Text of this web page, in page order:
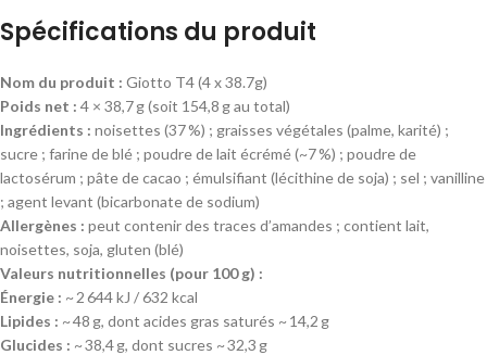
Spécifications du produit
Nom du produit : Giotto T4 (4 x 38.7g)
Poids net : 4 × 38,7 g (soit 154,8 g au total)
Ingrédients : noisettes (37 %) ; graisses végétales (palme, karité) ;
sucre ; farine de blé ; poudre de lait écrémé (~7 %) ; poudre de
lactosérum ; pâte de cacao ; émulsifiant (lécithine de soja) ; sel ; vanilline
; agent levant (bicarbonate de sodium)
Allergènes : peut contenir des traces d’amandes ; contient lait,
noisettes, soja, gluten (blé)
Valeurs nutritionnelles (pour 100 g) :
Énergie : ~ 2 644 kJ / 632 kcal
Lipides : ~ 48 g, dont acides gras saturés ~ 14,2 g
Glucides : ~ 38,4 g, dont sucres ~ 32,3 g